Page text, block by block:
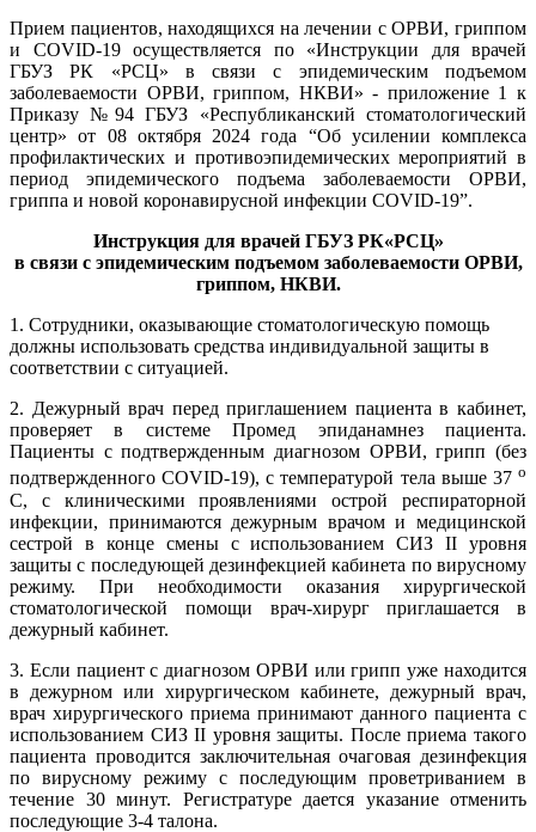
Прием пациентов, находящихся на лечении с ОРВИ, гриппом
и COVID-19 осуществляется по «Инструкции для врачей
ГБУЗ РК «РСЦ» в связи с эпидемическим подъемом
заболеваемости ОРВИ, гриппом, НКВИ» - приложение 1 к
Приказу №94 ГБУЗ «Республиканский стоматологический
центр» от 08 октября 2024 года “Об усилении комплекса
профилактических и противоэпидемических мероприятий в
период эпидемического подъема заболеваемости ОРВИ,
гриппа и новой коронавирусной инфекции COVID-19”.
Инструкция для врачей ГБУЗ РК«РСЦ»
в связи с эпидемическим подъемом заболеваемости ОРВИ,
гриппом, НКВИ.
1. Сотрудники, оказывающие стоматологическую помощь
должны использовать средства индивидуальной защиты в
соответствии с ситуацией.
2. Дежурный врач перед приглашением пациента в кабинет,
проверяет в системе Промед эпиданамнез пациента.
Пациенты с подтвержденным диагнозом ОРВИ, грипп (без
подтвержденного COVID-19), с температурой тела выше 37 о
С, с клиническими проявлениями острой респираторной
инфекции, принимаются дежурным врачом и медицинской
сестрой в конце смены с использованием СИЗ II уровня
защиты с последующей дезинфекцией кабинета по вирусному
режиму. При необходимости оказания хирургической
стоматологической помощи врач-хирург приглашается в
дежурный кабинет.
3. Если пациент с диагнозом ОРВИ или грипп уже находится
в дежурном или хирургическом кабинете, дежурный врач,
врач хирургического приема принимают данного пациента с
использованием СИЗ II уровня защиты. После приема такого
пациента проводится заключительная очаговая дезинфекция
по вирусному режиму с последующим проветриванием в
течение 30 минут. Регистратуре дается указание отменить
последующие 3-4 талона.